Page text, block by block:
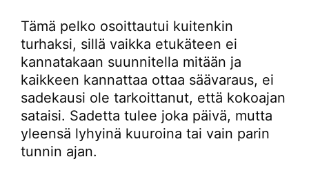
Tämä pelko osoittautui kuitenkin
turhaksi, sillä vaikka etukäteen ei
kannatakaan suunnitella mitään ja
kaikkeen kannattaa ottaa säävaraus, ei
sadekausi ole tarkoittanut, että kokoajan
sataisi. Sadetta tulee joka päivä, mutta
yleensä lyhyinä kuuroina tai vain parin
tunnin ajan.